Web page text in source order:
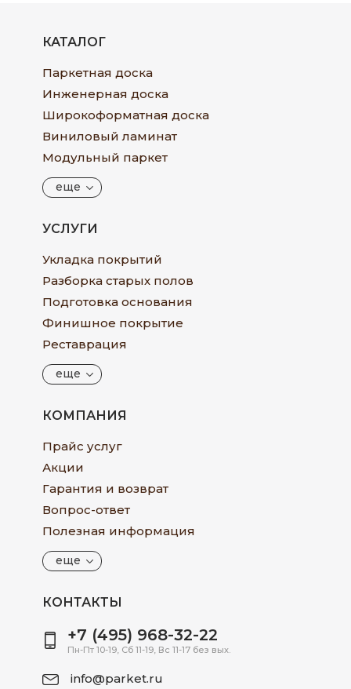
КАТАЛОГ
Паркетная доска
Инженерная доска
Широкоформатная доска
Виниловый ламинат
Модульный паркет
еще
УСЛУГИ
Укладка покрытий
Разборка старых полов
Подготовка основания
Финишное покрытие
Реставрация
еще
КОМПАНИЯ
Прайс услуг
Акции
Гарантия и возврат
Вопрос-ответ
Полезная информация
еще
КОНТАКТЫ
+7 (495) 968-32-22
Пн-Пт 10-19, Сб 11-19, Вс 11-17 без вых.
info@parket.ru